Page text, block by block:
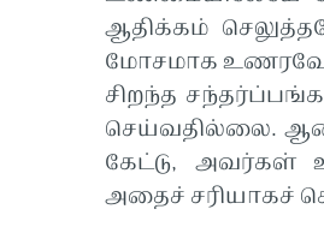
ஆதிக்கம்
மோசமாக உணரவோ
சிறந்த
செய்வதில்லை.
கேட்டு, அவர்கள்
அதைச் சரியாகச்